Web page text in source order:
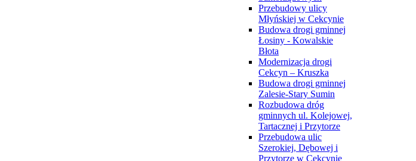
Przebudowy ulicy
Młyńskiej w Cekcynie
Budowa drogi gminnej
Łosiny - Kowalskie
Błota
Modernizacja drogi
Cekcyn – Kruszka
Budowa drogi gminnej
Zalesie-Stary Sumin
Rozbudowa dróg
gminnych ul. Kolejowej,
Tartacznej i Przytorze
Przebudowa ulic
Szerokiej, Dębowej i
Przytorze w Cekcynie